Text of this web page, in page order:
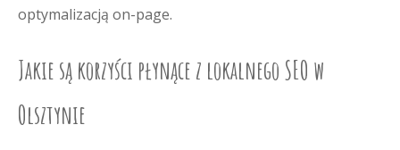
optymalizacją on-page.
Jakie są korzyści płynące z lokalnego SEO w
Olsztynie